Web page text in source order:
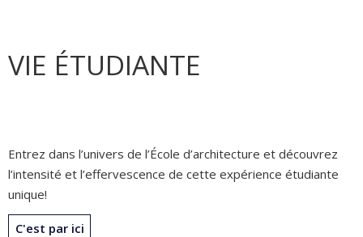
VIE ÉTUDIANTE
Entrez dans l’univers de l’École d’architecture et découvrez
l’intensité et l’effervescence de cette expérience étudiante
unique!
C'est par ici